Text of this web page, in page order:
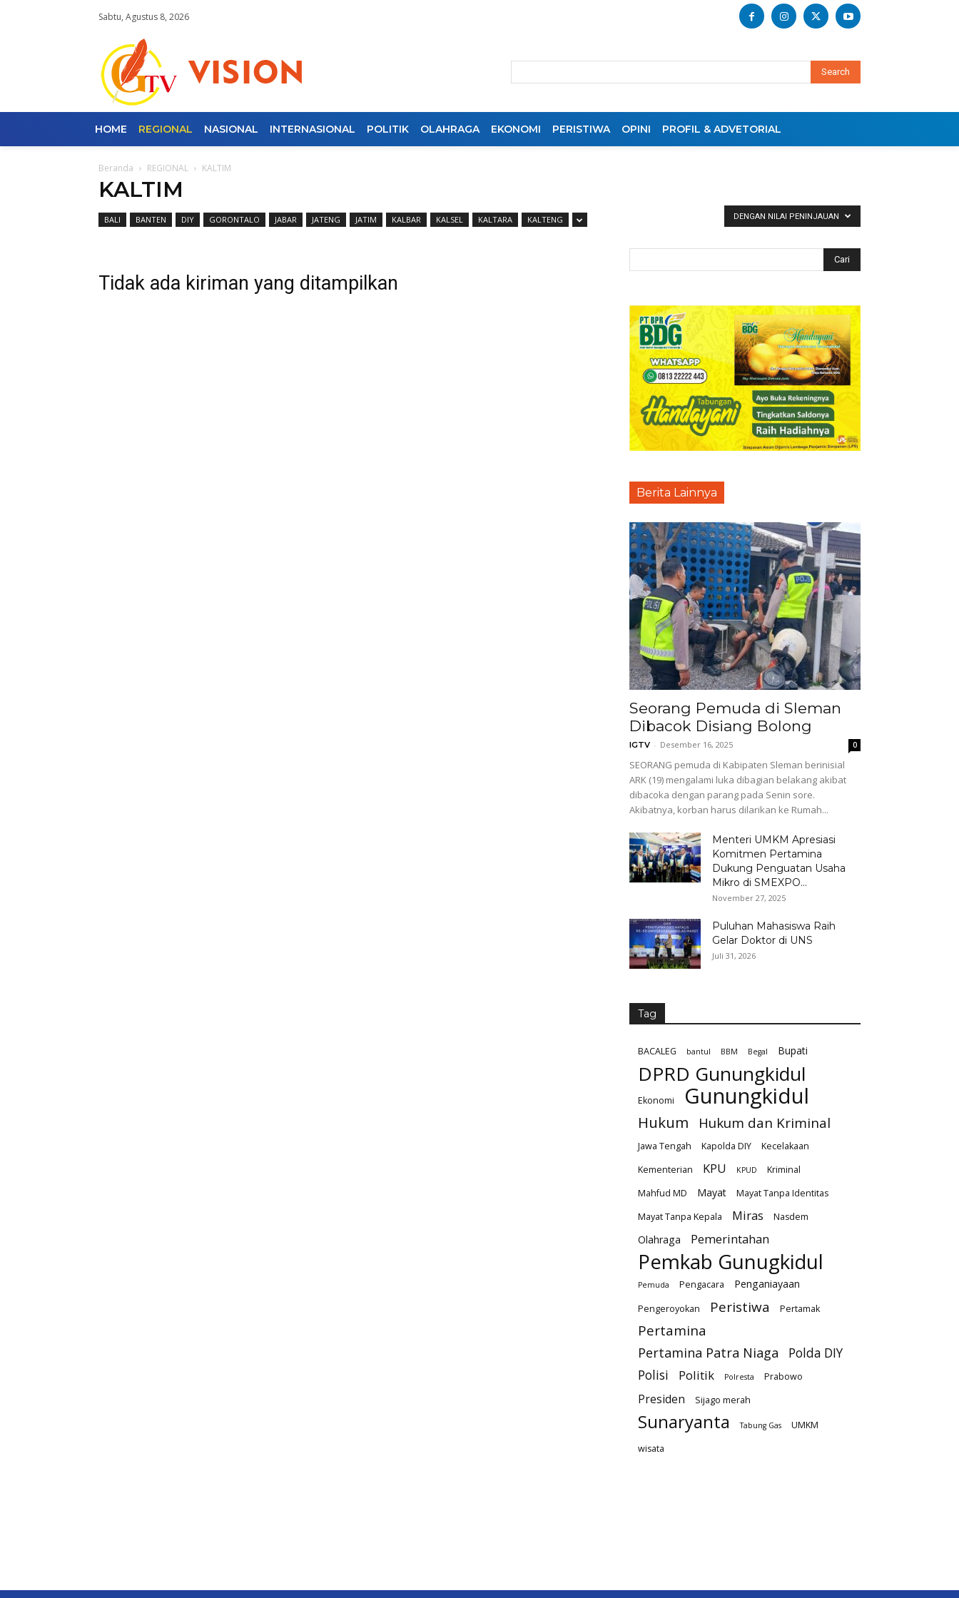
Sabtu, Agustus 8, 2026
Search
HOME REGIONAL NASIONAL INTERNASIONAL POLITIK OLAHRAGA EKONOMI PERISTIWA OPINI PROFIL & ADVETORIAL
Beranda REGIONAL KALTIM
KALTIM
BALI BANTEN DIY GORONTALO JABAR JATENG JATIM KALBAR KALSEL KALTARA KALTENG DENGAN NILAI PENINJAUAN
Tidak ada kiriman yang ditampilkan
Berita Lainnya
Seorang Pemuda di Sleman
Dibacok Disiang Bolong
IGTV - Desember 16, 2025 0
SEORANG pemuda di Kabipaten Sleman berinisial
ARK (19) mengalami luka dibagian belakang akibat
dibacoka dengan parang pada Senin sore.
Akibatnya, korban harus dilarikan ke Rumah...
Menteri UMKM Apresiasi
Komitmen Pertamina
Dukung Penguatan Usaha
Mikro di SMEXPO...
November 27, 2025
Puluhan Mahasiswa Raih
Gelar Doktor di UNS
Juli 31, 2026
Tag
BACALEG bantul BBM Begal Bupati
DPRD Gunungkidul
Ekonomi Gunungkidul
Hukum Hukum dan Kriminal
Jawa Tengah Kapolda DIY
Kecelakaan
Kementerian
KPU KPUD
Kriminal
Mahfud MD
Mayat
Mayat Tanpa Identitas
Mayat Tanpa Kepala
Miras Nasdem
Olahraga Pemerintahan
Pemkab Gunugkidul
Pemuda Pengacara Penganiayaan
Pengeroyokan Peristiwa Pertamak
Pertamina
Pertamina Patra Niaga
Polda DIY
Polisi
Politik Polresta Prabowo
Presiden Sijago merah
Sunaryanta Tabung Gas
UMKM
wisata